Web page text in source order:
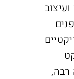
רבה,